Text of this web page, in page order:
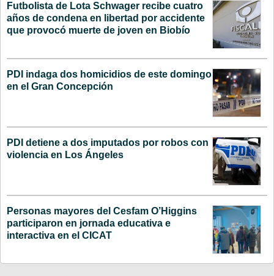
Futbolista de Lota Schwager recibe cuatro
años de condena en libertad por accidente
que provocó muerte de joven en Biobío
PDI indaga dos homicidios de este domingo
en el Gran Concepción
PDI detiene a dos imputados por robos con
violencia en Los Ángeles
Personas mayores del Cesfam O’Higgins
participaron en jornada educativa e
interactiva en el CICAT